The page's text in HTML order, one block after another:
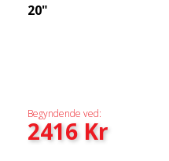
20"
Begyndende ved:
2416Kr